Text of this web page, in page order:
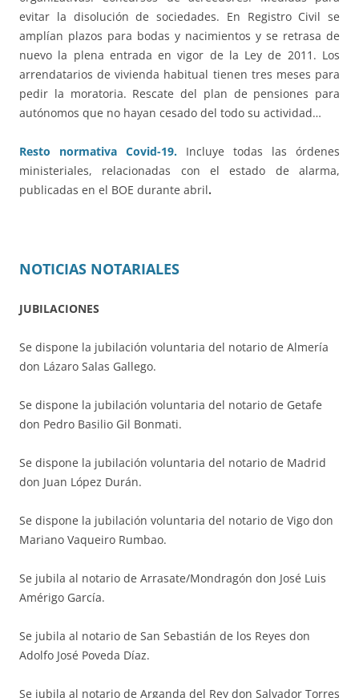
evitar la disolución de sociedades. En Registro Civil se
amplían plazos para bodas y nacimientos y se retrasa de
nuevo la plena entrada en vigor de la Ley de 2011. Los
arrendatarios de vivienda habitual tienen tres meses para
pedir la moratoria. Rescate del plan de pensiones para
autónomos que no hayan cesado del todo su actividad…
Resto normativa Covid-19. Incluye todas las órdenes
ministeriales, relacionadas con el estado de alarma,
publicadas en el BOE durante abril.
NOTICIAS NOTARIALES
JUBILACIONES
Se dispone la jubilación voluntaria del notario de Almería
don Lázaro Salas Gallego.
Se dispone la jubilación voluntaria del notario de Getafe
don Pedro Basilio Gil Bonmati.
Se dispone la jubilación voluntaria del notario de Madrid
don Juan López Durán.
Se dispone la jubilación voluntaria del notario de Vigo don
Mariano Vaqueiro Rumbao.
Se jubila al notario de Arrasate/Mondragón don José Luis
Amérigo García.
Se jubila al notario de San Sebastián de los Reyes don
Adolfo José Poveda Díaz.
Se jubila al notario de Arganda del Rey don Salvador Torres